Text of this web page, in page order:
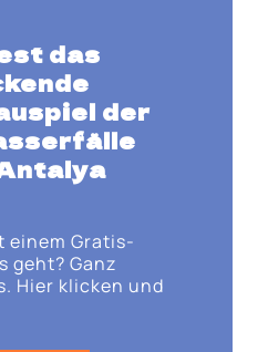
das
der
einem Gratis-
geht? Ganz
Hier klicken und